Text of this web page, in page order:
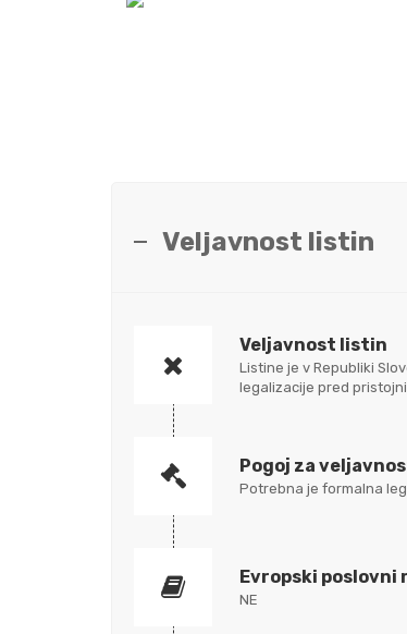
Veljavnost listin
Veljavnost listin
Listine je v Republiki
legalizacije pred
Pogoj za
Potrebna je formalna
Evropski poslovni
NE